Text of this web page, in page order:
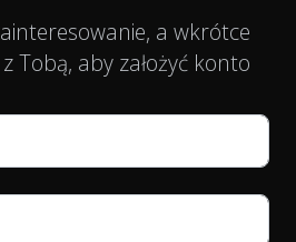
a wkrótce
Tobą, aby założyć konto